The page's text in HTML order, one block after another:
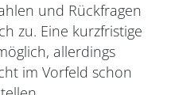
und Rückfragen
zu. Eine kurzfristige
allerdings
im Vorfeld schon